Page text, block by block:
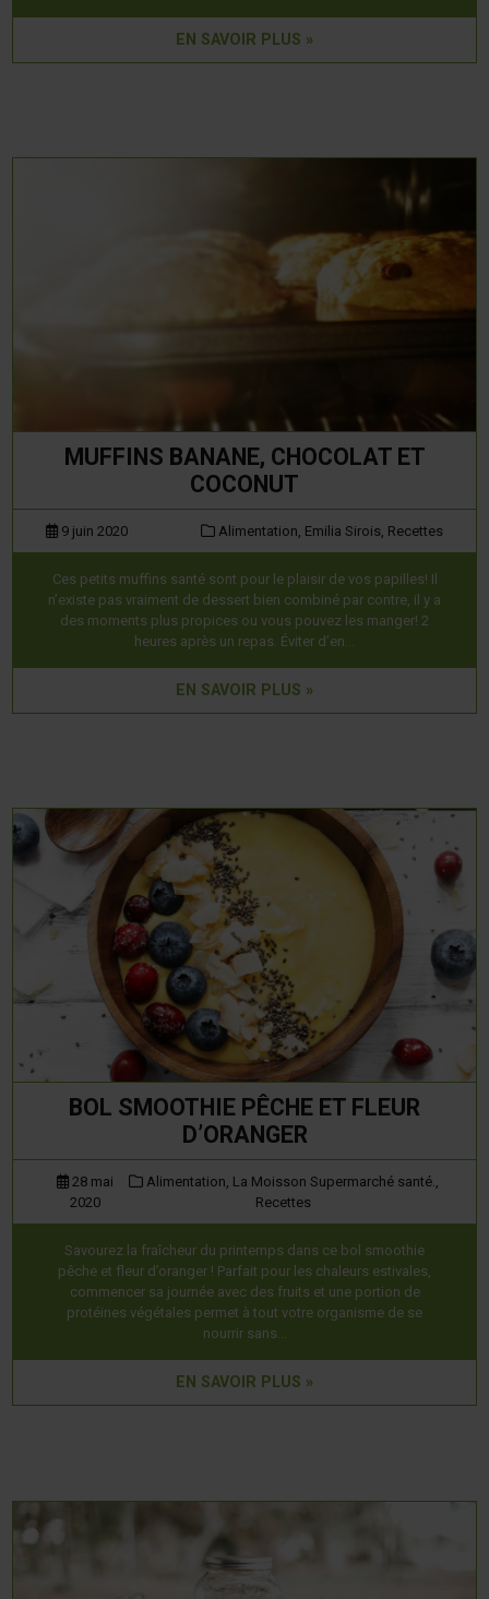
EN SAVOIR PLUS »
MUFFINS BANANE, CHOCOLAT ET
COCONUT
9 juin 2020 Alimentation, Emilia Sirois, Recettes
Ces petits muffins santé sont pour le plaisir de vos papilles! Il
n’existe pas vraiment de dessert bien combiné par contre, il y a
des moments plus propices ou vous pouvez les manger! 2
heures après un repas. Éviter d’en…
EN SAVOIR PLUS »
BOL SMOOTHIE PÊCHE ET FLEUR
D’ORANGER
28 mai
2020
Alimentation, La Moisson Supermarché santé.,
Recettes
Savourez la fraîcheur du printemps dans ce bol smoothie
pêche et fleur d’oranger ! Parfait pour les chaleurs estivales,
commencer sa journée avec des fruits et une portion de
protéines végétales permet à tout votre organisme de se
nourrir sans…
EN SAVOIR PLUS »